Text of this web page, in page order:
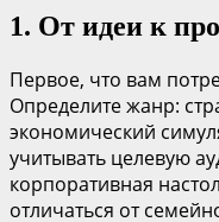
1. От идеи к
Первое, что вам
Определите жанр:
экономический
учитывать целевую
корпоративная
отличаться от